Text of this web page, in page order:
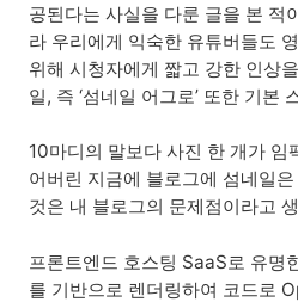
공된다는 사실을 다룬 글을 본 적
라 우리에게 익숙한 유튜버들도
위해 시청자에게 짧고 강한 인상
일, 즉 ‘섬네일 어그로’ 또한 기본
10마디의 말보다 사진 한 개가 임
어버린 지금에 블로그에 섬네일
것은 내 블로그의 문제점이라고
프론트엔드 호스팅 SaaS로 유명
를 기반으로 렌더링하여 코드로